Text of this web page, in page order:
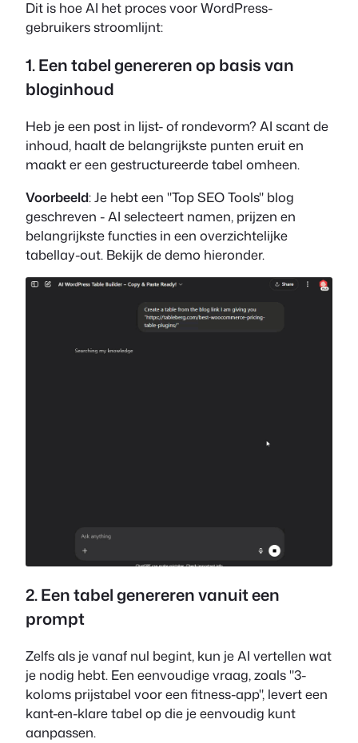
Dit is hoe AI het proces voor WordPress-
gebruikers stroomlijnt:
1. Een tabel genereren op basis van
bloginhoud
Heb je een post in lijst- of rondevorm? AI scant de
inhoud, haalt de belangrijkste punten eruit en
maakt er een gestructureerde tabel omheen.
Voorbeeld: Je hebt een "Top SEO Tools" blog
geschreven - AI selecteert namen, prijzen en
belangrijkste functies in een overzichtelijke
tabellay-out. Bekijk de demo hieronder.
2. Een tabel genereren vanuit een
prompt
Zelfs als je vanaf nul begint, kun je AI vertellen wat
je nodig hebt. Een eenvoudige vraag, zoals "3-
koloms prijstabel voor een fitness-app", levert een
kant-en-klare tabel op die je eenvoudig kunt
aanpassen.